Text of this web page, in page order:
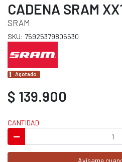
CADENA SRAM
SRAM
SKU: 75925379805530
Agotado.
$ 139.900
CANTIDAD
Avísame